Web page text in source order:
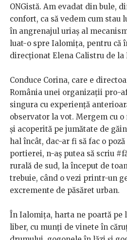
ONGistă. Am evadat din bule,
confort, ca să vedem cum
în angrenajul uriaș al
luat-o spre Ialomița, pentru că
direcționat Elena Calistru de la
Conduce Corina, care e
România unei organizații pro-
singura cu experiență
observator la vot. Mergem cu o
și acoperită pe jumătate de
hal încât, dac-ar fi să fac o
portierei, n-aș putea să scriu
rurală de sud, la început de
trebuie, când o vezi printr-un
excremente de păsăret urban.
În Ialomița, harta ne poartă pe
liber, cu munți de vinete în